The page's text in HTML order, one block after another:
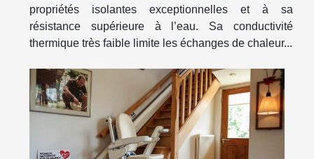
propriétés isolantes exceptionnelles et à sa
résistance supérieure à l’eau. Sa conductivité
thermique très faible limite les échanges de chaleur...